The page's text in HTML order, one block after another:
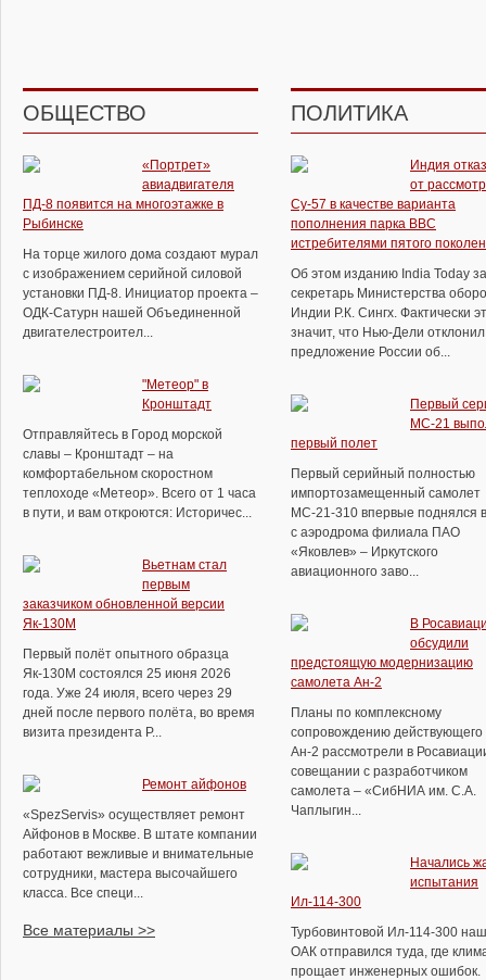
ОБЩЕСТВО
«Портрет»
авиадвигателя
ПД-8 появится на многоэтажке в
Рыбинске
На торце жилого дома создают мурал
с изображением серийной силовой
установки ПД-8. Инициатор проекта –
ОДК-Сатурн нашей Объединенной
двигателестроител...
"Метеор" в
Кронштадт
Отправляйтесь в Город морской
славы – Кронштадт – на
комфортабельном скоростном
теплоходе «Метеор». Всего от 1 часа
в пути, и вам откроются: Историчес...
Вьетнам стал
первым
заказчиком обновленной версии
Як-130М
Первый полёт опытного образца
Як-130М состоялся 25 июня 2026
года. Уже 24 июля, всего через 29
дней после первого полёта, во время
визита президента Р...
Ремонт айфонов
«SpezServis» осуществляет ремонт
Айфонов в Москве. В штате компании
работают вежливые и внимательные
сотрудники, мастера высочайшего
класса. Все специ...
Все материалы >>
ПОЛИТИКА
Индия
от
Су-57 в качестве варианта
пополнения парка ВВС
истребителями пятого
Об этом изданию India Today
секретарь Министерства
Индии Р.К. Сингх. Фактически
значит, что Нью-Дели отклонил
предложение России об...
Первый
МС-21
первый полет
Первый серийный полностью
импортозамещенный самолет
МС-21-310 впервые поднялся
с аэродрома филиала ПАО
«Яковлев» – Иркутского
авиационного заво...
В
обсудили
предстоящую модернизацию
самолета Ан-2
Планы по комплексному
сопровождению действующего
Ан-2 рассмотрели в
совещании с разработчиком
самолета – «СибНИА им. С.А.
Чаплыгин...
Начались
испытания
Ил-114-300
Турбовинтовой Ил-114-300
ОАК отправился туда, где
прощает инженерных ошибок.